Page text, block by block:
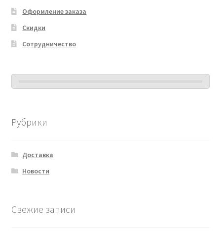
Оформление заказа
Скидки
Сотрудничество
Рубрики
Доставка
Новости
Свежие записи